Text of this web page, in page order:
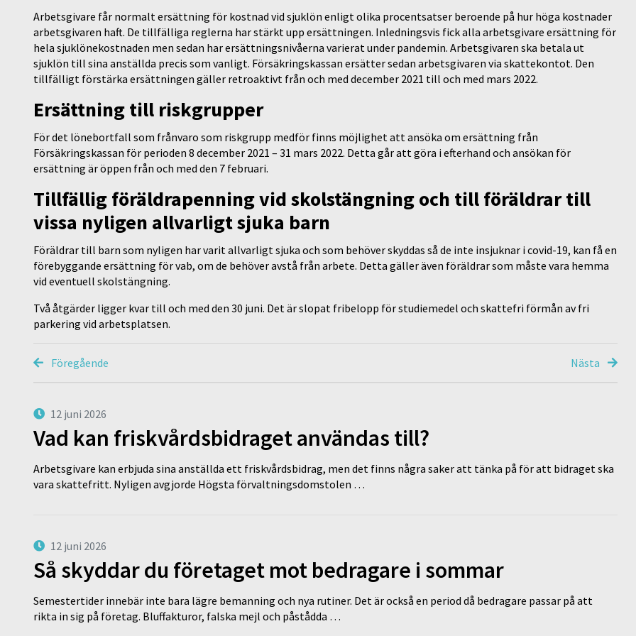
Arbetsgivare får normalt ersättning för kostnad vid sjuklön enligt olika procentsatser beroende på hur höga kostnader
arbetsgivaren haft. De tillfälliga reglerna har stärkt upp ersättningen. Inledningsvis fick alla arbetsgivare ersättning för
hela sjuklönekostnaden men sedan har ersättningsnivåerna varierat under pandemin. Arbetsgivaren ska betala ut
sjuklön till sina anställda precis som vanligt. Försäkringskassan ersätter sedan arbetsgivaren via skattekontot. Den
tillfälligt förstärka ersättningen gäller retroaktivt från och med december 2021 till och med mars 2022.
Ersättning till riskgrupper
För det lönebortfall som frånvaro som riskgrupp medför finns möjlighet att ansöka om ersättning från
Försäkringskassan för perioden 8 december 2021 – 31 mars 2022. Detta går att göra i efterhand och ansökan för
ersättning är öppen från och med den 7 februari.
Tillfällig föräldrapenning vid skolstängning och till föräldrar till
vissa nyligen allvarligt sjuka barn
Föräldrar till barn som nyligen har varit allvarligt sjuka och som behöver skyddas så de inte insjuknar i covid-19, kan få en
förebyggande ersättning för vab, om de behöver avstå från arbete. Detta gäller även föräldrar som måste vara hemma
vid eventuell skolstängning.
Två åtgärder ligger kvar till och med den 30 juni. Det är slopat fribelopp för studiemedel och skattefri förmån av fri
parkering vid arbetsplatsen.
Föregående Nästa
12 juni 2026
Vad kan friskvårdsbidraget användas till?
Arbetsgivare kan erbjuda sina anställda ett friskvårdsbidrag, men det finns några saker att tänka på för att bidraget ska
vara skattefritt. Nyligen avgjorde Högsta förvaltningsdomstolen …
12 juni 2026
Så skyddar du företaget mot bedragare i sommar
Semestertider innebär inte bara lägre bemanning och nya rutiner. Det är också en period då bedragare passar på att
rikta in sig på företag. Bluffakturor, falska mejl och påstådda …